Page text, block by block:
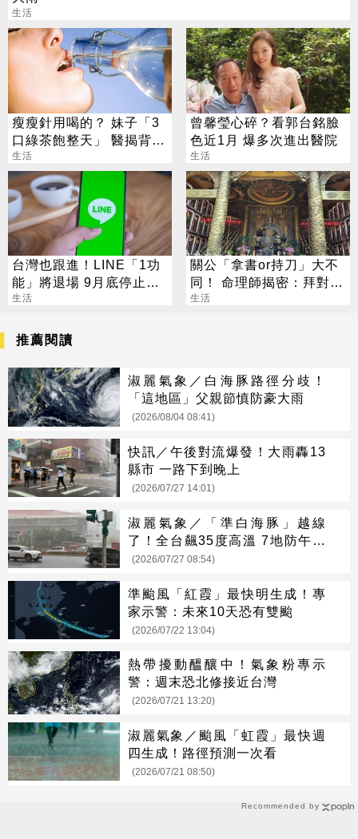
生活
瘦瘦針用喝的？ 妹子「3
口綠茶飽整天」 醫揭背後
真相
生活
曾馨瑩心碎？看郭台銘臉
色近1月 爆多次進出醫院
生活
台灣也跟進！LINE「1功
能」將退場 9月底停止服
務
生活
關公「拿書or持刀」大不
同！ 命理師揭密：拜對大
加分、拜錯恐虧本
生活
Recommended by
推薦閱讀
淑麗氣象／白海豚路徑分歧！
「這地區」父親節慎防豪大雨
(2026/08/04 08:41)
快訊／午後對流爆發！大雨轟13
縣市 一路下到晚上
(2026/07/27 14:01)
淑麗氣象／「準白海豚」越線
了！全台飆35度高溫 7地防午後
大雨
(2026/07/27 08:54)
準颱風「紅霞」最快明生成！專
家示警：未來10天恐有雙颱
(2026/07/22 13:04)
熱帶擾動醞釀中！氣象粉專示
警：週末恐北修接近台灣
(2026/07/21 13:20)
淑麗氣象／颱風「虹霞」最快週
四生成！路徑預測一次看
(2026/07/21 08:50)